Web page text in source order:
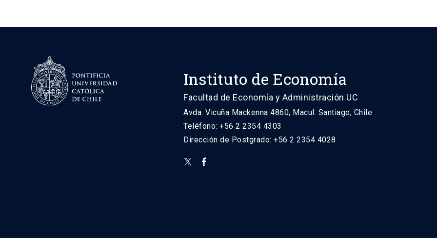
Instituto de Economía
Facultad de Economía y Administración UC
Avda. Vicuña Mackenna 4860, Macul. Santiago, Chile
Teléfono: +56 2 2354 4303
Dirección de Postgrado: +56 2 2354 4028